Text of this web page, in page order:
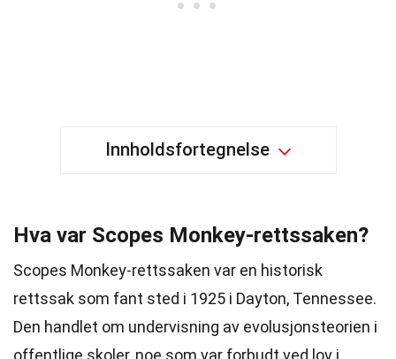
Innholdsfortegnelse
Hva var Scopes Monkey-rettssaken?
Scopes Monkey-rettssaken var en historisk
rettssak som fant sted i 1925 i Dayton, Tennessee.
Den handlet om undervisning av evolusjonsteorien i
offentlige skoler, noe som var forbudt ved lov i